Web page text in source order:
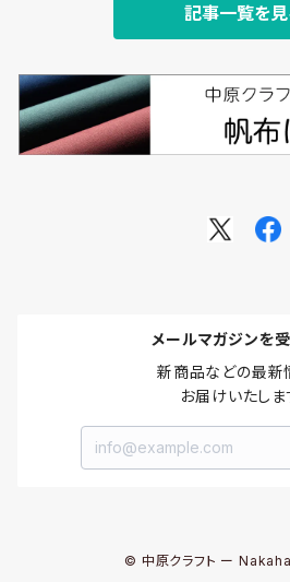
記事一覧を見
メールマガジンを
新商品などの最新
お届けいたしま
© 中原クラフト ー